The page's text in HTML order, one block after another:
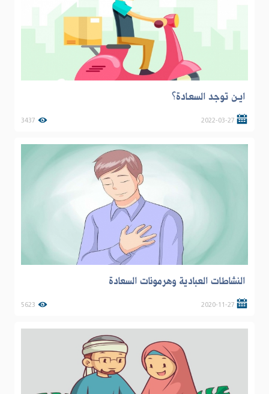
ايـن توجد السعـادة؟
2022-03-27
3437
النشاطات العبادية وهرمونات السعادة
2020-11-27
5623